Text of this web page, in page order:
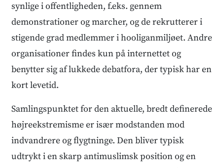
synlige i offentligheden, f.eks. gennem
demonstrationer og marcher, og de rekrutterer i
stigende grad medlemmer i hooliganmiljøet. Andre
organisationer findes kun på internettet og
benytter sig af lukkede debatfora, der typisk har en
kort levetid.
Samlingspunktet for den aktuelle, bredt definerede
højreekstremisme er især modstanden mod
indvandrere og flygtninge. Den bliver typisk
udtrykt i en skarp antimuslimsk position og en